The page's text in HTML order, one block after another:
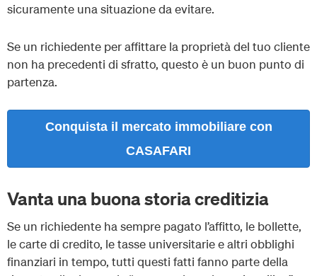
sicuramente una situazione da evitare.
Se un richiedente per affittare la proprietà del tuo cliente
non ha precedenti di sfratto, questo è un buon punto di
partenza.
Conquista il mercato immobiliare con
CASAFARI
Vanta una buona storia creditizia
Se un richiedente ha sempre pagato l’affitto, le bollette,
le carte di credito, le tasse universitarie e altri obblighi
finanziari in tempo, tutti questi fatti fanno parte della